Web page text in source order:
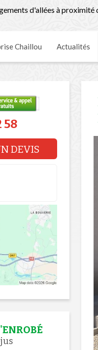
d'allées à proximité
Chaillou Actualités
58
DEVIS